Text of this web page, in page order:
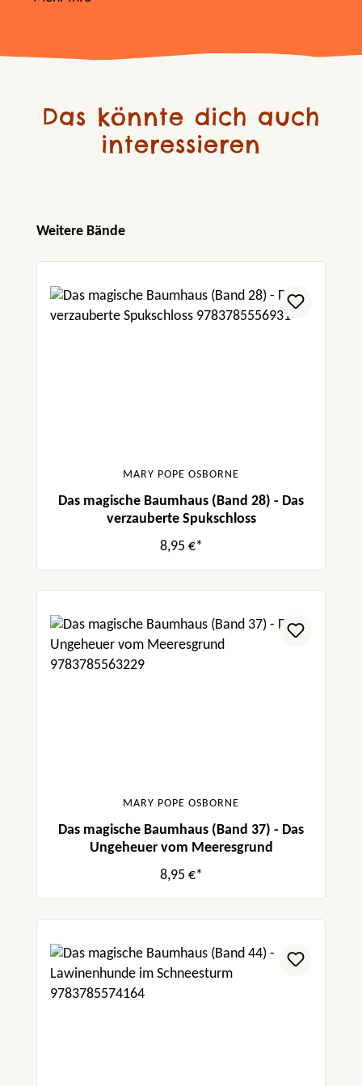
Das könnte dich auch
interessieren
Produktgalerie überspringen
Weitere Bände
MARY POPE OSBORNE
Das magische Baumhaus (Band 28) - Das
verzauberte Spukschloss
8,95 €*
MARY POPE OSBORNE
Das magische Baumhaus (Band 37) - Das
Ungeheuer vom Meeresgrund
8,95 €*